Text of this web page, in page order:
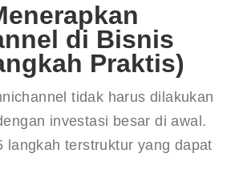
di Bisnis
Praktis)
tidak harus dilakukan
investasi besar di awal.
langkah terstruktur yang dapat